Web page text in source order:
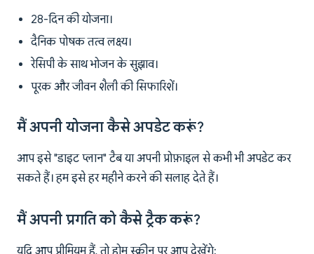
28-दिन की योजना।
दैनिक पोषक तत्व लक्ष्य।
रेसिपी के साथ भोजन के सुझाव।
पूरक और जीवन शैली की सिफारिशें।
मैं अपनी योजना कैसे अपडेट करूं?
आप इसे "डाइट प्लान" टैब या अपनी प्रोफ़ाइल से कभी भी अपडेट कर
सकते हैं। हम इसे हर महीने करने की सलाह देते हैं।
मैं अपनी प्रगति को कैसे ट्रैक करूं?